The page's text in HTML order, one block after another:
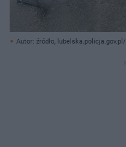
Autor: źródło,